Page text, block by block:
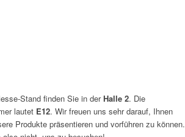
Stand finden Sie in der Halle 2. Die
lautet E12. Wir freuen uns sehr darauf, Ihnen
Produkte präsentieren und vorführen zu können.